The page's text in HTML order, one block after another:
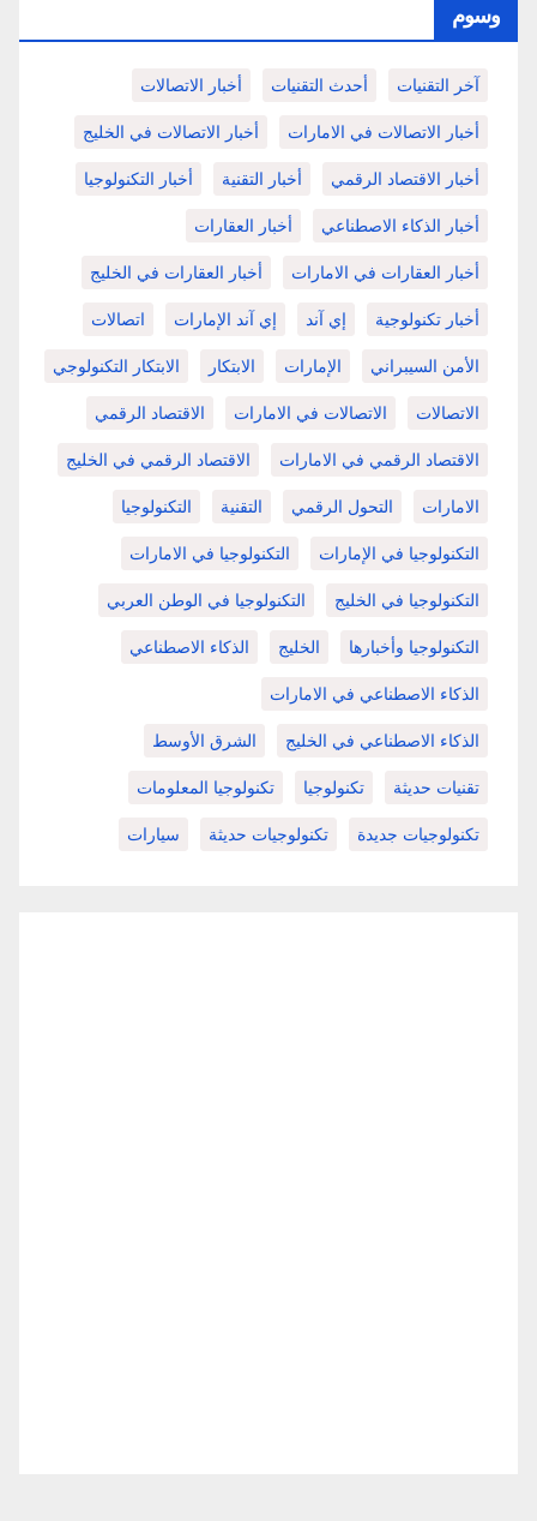
وسوم
آخر التقنيات أحدث التقنيات أخبار الاتصالات
أخبار الاتصالات في الامارات أخبار الاتصالات في الخليج
أخبار الاقتصاد الرقمي أخبار التقنية أخبار التكنولوجيا
أخبار الذكاء الاصطناعي أخبار العقارات
أخبار العقارات في الامارات أخبار العقارات في الخليج
أخبار تكنولوجية إي آند إي آند الإمارات اتصالات
الأمن السيبراني الإمارات الابتكار الابتكار التكنولوجي
الاتصالات الاتصالات في الامارات الاقتصاد الرقمي
الاقتصاد الرقمي في الامارات الاقتصاد الرقمي في الخليج
الامارات التحول الرقمي التقنية التكنولوجيا
التكنولوجيا في الإمارات التكنولوجيا في الامارات
التكنولوجيا في الخليج التكنولوجيا في الوطن العربي
التكنولوجيا وأخبارها الخليج الذكاء الاصطناعي
الذكاء الاصطناعي في الامارات
الذكاء الاصطناعي في الخليج الشرق الأوسط
تقنيات حديثة تكنولوجيا تكنولوجيا المعلومات
تكنولوجيات جديدة تكنولوجيات حديثة سيارات